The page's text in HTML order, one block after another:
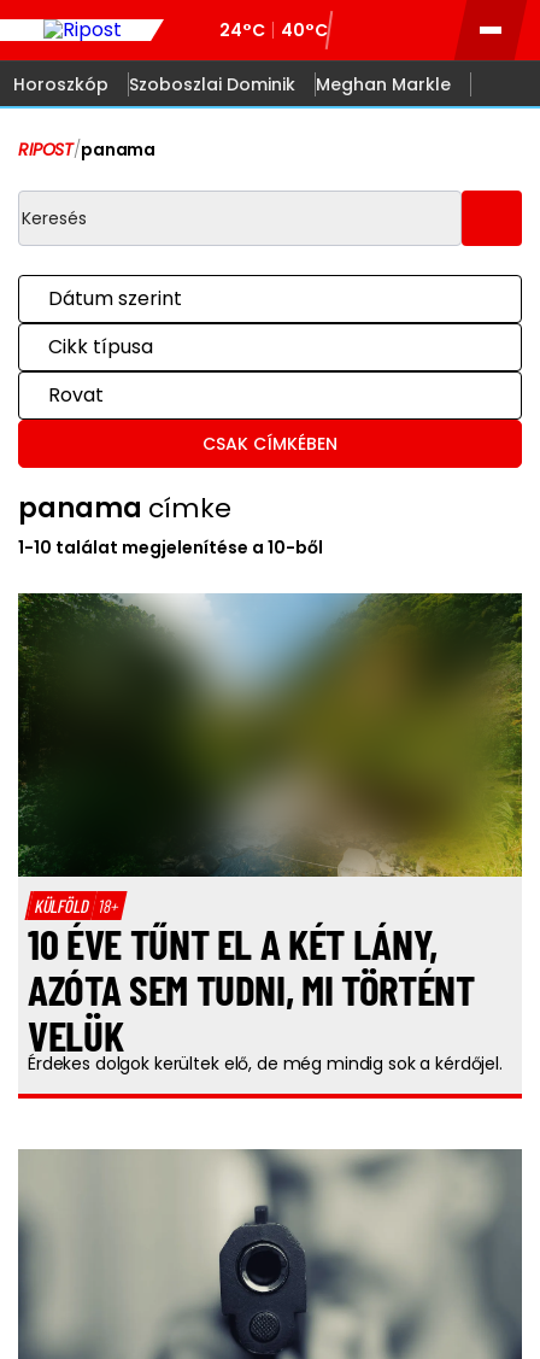
24°C 40°C
Horoszkóp Szoboszlai Dominik Meghan Markle
RIPOST/panama
Dátum szerint
Cikk típusa
Rovat
CSAK CÍMKÉBEN
panama címke
1-10 találat megjelenítése a 10-ből
KÜLFÖLD 18+
10 ÉVE TŰNT EL A KÉT LÁNY,
AZÓTA SEM TUDNI, MI TÖRTÉNT
VELÜK
Érdekes dolgok kerültek elő, de még mindig sok a kérdőjel.